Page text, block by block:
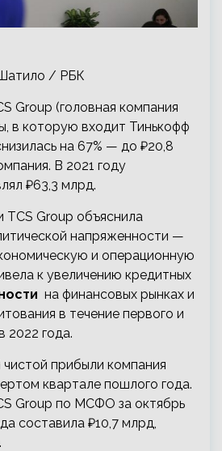
/ РБК
Group (головная компания
в которую входит Тинькофф
на 67% — до ₽20,8
В 2021 году
₽63,3 млрд.
Group объяснила
напряженности —
и операционную
к увеличению кредитных
на финансовых рынках и
в течение первого и
2022 года.
прибыли компания
квартале пошлого года.
Group по МСФО за октябрь
составила ₽10,7 млрд,